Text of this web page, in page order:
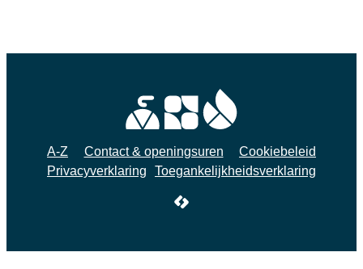
A-Z Contact & openingsuren
Cookiebeleid
Privacyverklaring
Toegankelijkheidsverklaring
LCP nv 2026 ©